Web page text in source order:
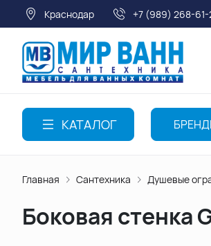
Краснодар +7 (989) 268-61-
КАТАЛОГ
Главная Сантехника Душевые
Боковая стенка